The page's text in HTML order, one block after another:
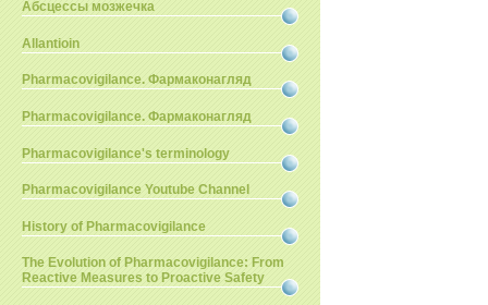
Абсцессы мозжечка
Allantioin
Pharmacovigilance. Фармаконагляд
Pharmacovigilance. Фармаконагляд
Pharmacovigilance's terminology
Pharmacovigilance Youtube Channel
History of Pharmacovigilance
The Evolution of Pharmacovigilance: From
Reactive Measures to Proactive Safety